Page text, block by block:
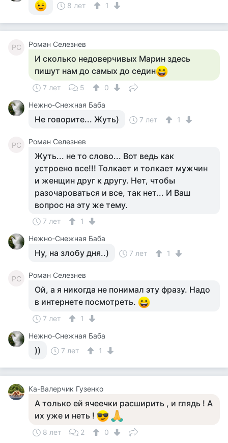
8 лет
1
РС Роман Селезнев
И сколько недоверчивых Марин здесь
пишут нам до самых до седин
7 лет 5
0
Нежно-Снежная Баба
Не говорите... Жуть) 7 лет 1
РС Роман Селезнев
Жуть... не то слово... Вот ведь как
устроено все!!! Толкает и толкает мужчин
и женщин друг к другу. Нет, чтобы
разочароваться и все, так нет... И Ваш
вопрос на эту же тему.
7 лет
1
Нежно-Снежная Баба
Ну, на злобу дня..) 7 лет 1
РС Роман Селезнев
Ой, а я никогда не понимал эту фразу. Надо
в интернете посмотреть.
7 лет
1
Нежно-Снежная Баба
)) 7 лет 1
Ка-Валерчик Гузенко
А только ей ячеечки расширить , и глядь ! А
их уже и неть !
8 лет 2 0